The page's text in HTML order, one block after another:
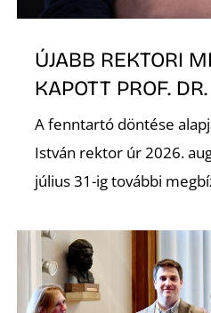
ÚJABB REKTORI
KAPOTT PROF.
A fenntartó döntése
István rektor úr 2026.
július 31-ig további